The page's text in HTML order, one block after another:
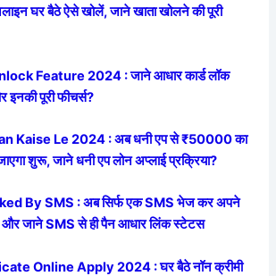
घर बैठे ऐसे खोलें, जाने खाता खोलने की पूरी
Feature 2024 : जाने आधार कार्ड लॉक
पूरी फीचर्स?
Kaise Le 2024 : अब धनी एप से ₹50000 का
शुरू, जाने धनी एप लोन अप्लाई प्रक्रिया?
By SMS : अब सिर्फ एक SMS भेज कर अपने
जाने SMS से ही पैन आधार लिंक स्टेटस
Online Apply 2024 : घर बैठे नॉन क्रीमी